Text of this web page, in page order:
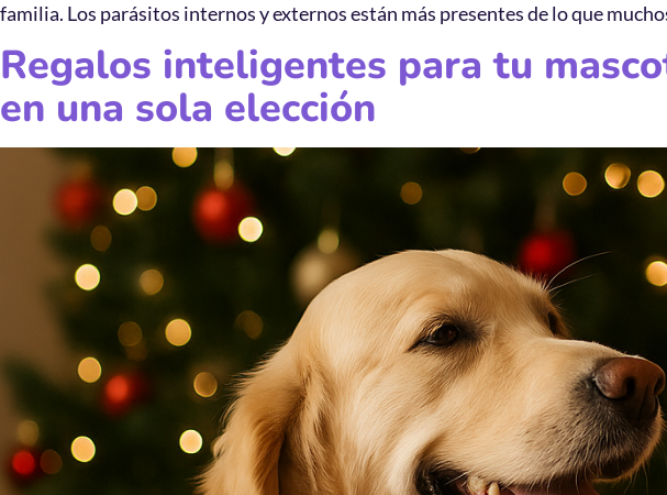
familia. Los parásitos internos y externos están más presentes de lo que
Regalos inteligentes para tu
en una sola elección